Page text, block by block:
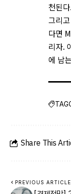
천된
그리
다면
리자.
에 남
Share This
PREVIOUS ARTICLE